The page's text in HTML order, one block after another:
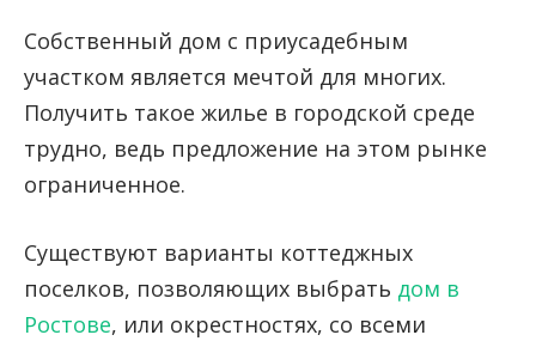
Собственный дом с приусадебным
участком является мечтой для многих.
Получить такое жилье в городской среде
трудно, ведь предложение на этом рынке
ограниченное.
Существуют варианты коттеджных
поселков, позволяющих выбрать дом в
Ростове, или окрестностях, со всеми